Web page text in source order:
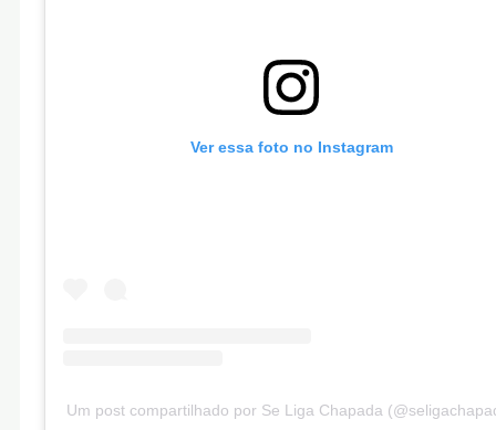
Ver essa foto no Instagram
Um post compartilhado por Se Liga Chapada